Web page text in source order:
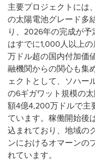
主要プロジェクトには
の太陽電池グレード多
り、2026年の完成が
はすでに1,000人以上
万ドル超の国内付加価
融機関からの関心も集
ェクトとして、ソハー
の6ギガワット規模の
額4億4,200万ドルで主
ています。稼働開始後
込まれており、地域の
ンにおけるオマーンの
れています。